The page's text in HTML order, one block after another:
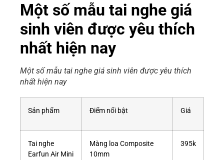
Một số mẫu tai nghe giá
sinh viên được yêu thích
nhất hiện nay
Một số mẫu tai nghe giá sinh viên được yêu thích
nhất hiện nay
Sản phẩm Điểm nổi bật Giá
Tai nghe
Earfun Air Mini
Màng loa Composite
10mm
395k